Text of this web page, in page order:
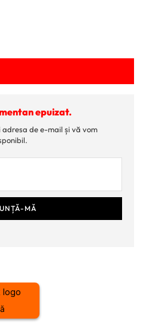
epuizat.
de e-mail și vă vom